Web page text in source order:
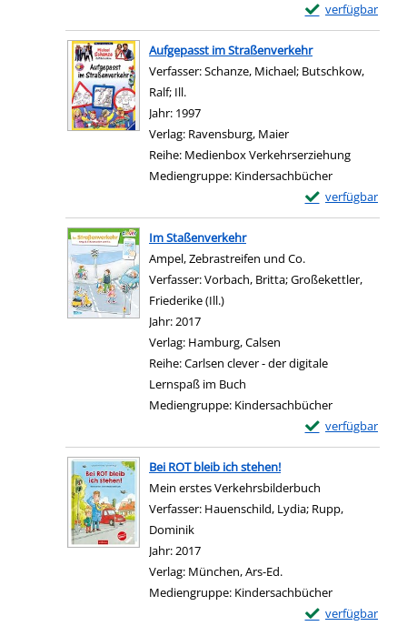
verfügbar
Exemplar-
Zum Download
Aufgepasst im Straßenverkehr
Verfasser:Schanze, Michael; Butschkow,
Ralf; Ill.
Jahr: 1997
Verlag: Ravensburg, Maier
Reihe: Medienbox Verkehrserziehung
Mediengruppe: Kindersachbücher
verfügbar
Exemplar-Details
Zum Download
Im Staßenverkehr
Ampel, Zebrastreifen und Co.
Verfasser:Vorbach, Britta;Großekettler,
Friederike (Ill.)
Jahr:2017
Verlag: Hamburg, Calsen
Reihe:Carlsen clever - der digitale
Lernspaß im Buch
Mediengruppe: Kindersachbücher
verfügbar
Exemplar-
Zum Download
Bei ROT bleib ich stehen!
Mein erstes Verkehrsbilderbuch
Verfasser: Hauenschild, Lydia; Rupp,
Dominik
Jahr:2017
Verlag: München, Ars-Ed.
Mediengruppe: Kindersachbücher
verfügbar
Exemplar-Details